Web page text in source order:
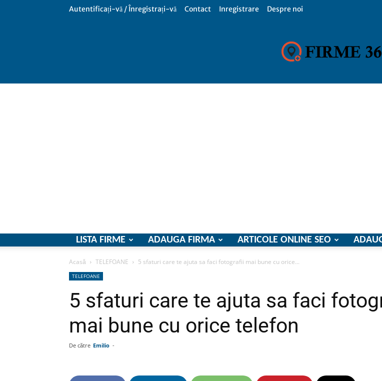
Autentificați-vă / Înregistrați-vă Contact Inregistrare Despre noi
LISTA FIRME ADAUGA FIRMA ARTICOLE ONLINE SEO
Acasă TELEFOANE 5 sfaturi care te ajuta sa faci fotografii mai bune cu orice...
TELEFOANE
5 sfaturi care te ajuta sa faci
mai bune cu orice telefon
De către Emilio -